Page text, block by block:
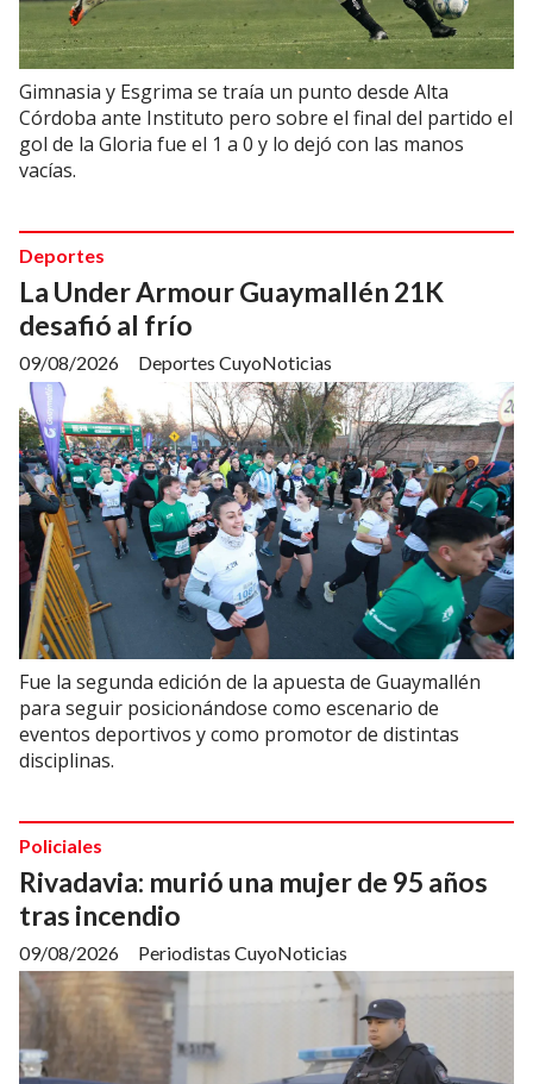
Gimnasia y Esgrima se traía un punto desde Alta
Córdoba ante Instituto pero sobre el final del partido el
gol de la Gloria fue el 1 a 0 y lo dejó con las manos
vacías.
La Under Armour Guaymallén 21K
desafió al frío
Deportes CuyoNoticias
Deportes
09/08/2026
Fue la segunda edición de la apuesta de Guaymallén
para seguir posicionándose como escenario de
eventos deportivos y como promotor de distintas
disciplinas.
Rivadavia: murió una mujer de 95 años
tras incendio
Periodistas CuyoNoticias
Policiales
09/08/2026